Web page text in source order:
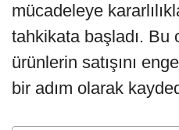
mücadeleye
tahkikata başladı. Bu
ürünlerin satışını
bir adım olarak